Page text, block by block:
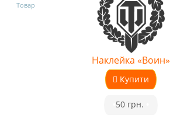
Товар
Наклейка «Воин»
Купити
50 грн.